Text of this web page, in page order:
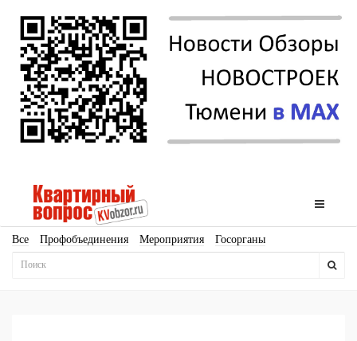
Все Профобъединения Мероприятия Госорганы
Новостройки